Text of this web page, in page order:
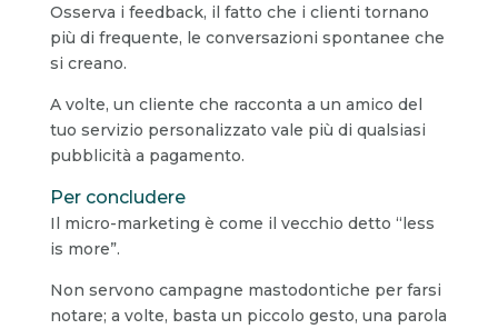
Osserva i feedback, il fatto che i clienti tornano
più di frequente, le conversazioni spontanee che
si creano.
A volte, un cliente che racconta a un amico del
tuo servizio personalizzato vale più di qualsiasi
pubblicità a pagamento.
Per concludere
Il micro-marketing è come il vecchio detto “less
is more”.
Non servono campagne mastodontiche per farsi
notare; a volte, basta un piccolo gesto, una parola